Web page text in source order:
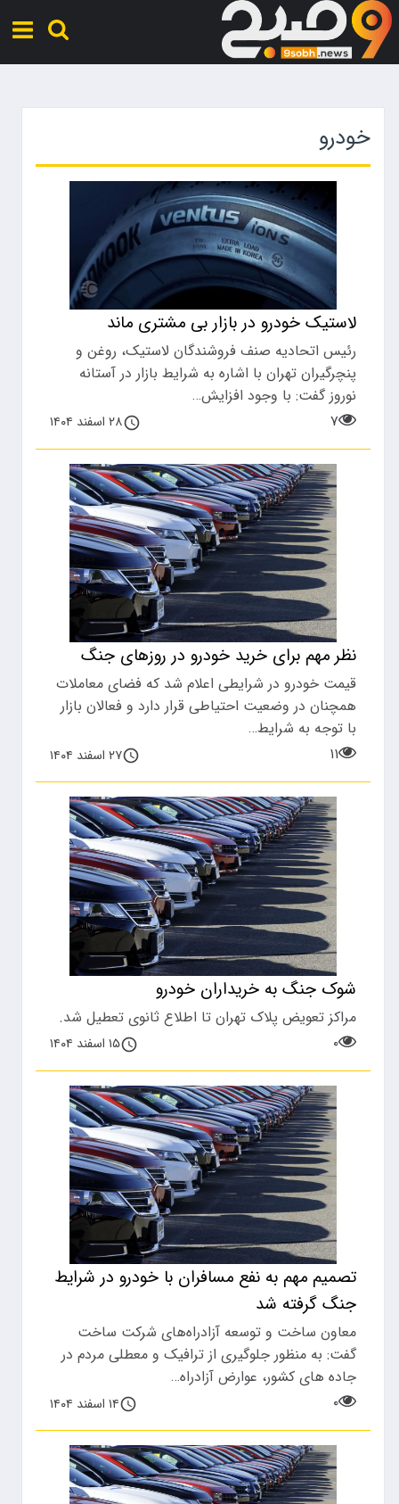
خودرو
لاستیک خودرو در بازار بی مشتری ماند
رئیس اتحادیه صنف فروشندگان لاستیک، روغن و
پنچرگیران تهران با اشاره به شرایط بازار در آستانه
نوروز گفت: با وجود افزایش…
۷
۲۸ اسفند ۱۴۰۴
نظر مهم برای خرید خودرو در روزهای جنگ
قیمت خودرو در شرایطی اعلام شد که فضای معاملات
همچنان در وضعیت احتیاطی قرار دارد و فعالان بازار
با توجه به شرایط…
۱۱
۲۷ اسفند ۱۴۰۴
شوک جنگ به خریداران خودرو
مراکز تعویض پلاک تهران تا اطلاع ثانوی تعطیل شد.
۰
۱۵ اسفند ۱۴۰۴
تصمیم مهم به نفع مسافران با خودرو در شرایط
جنگ گرفته شد
معاون ساخت و توسعه آزادراه‌های شرکت ساخت
گفت: به منظور جلوگیری از ترافیک و معطلی مردم در
جاده های کشور، عوارض آزادراه…
۰
۱۴ اسفند ۱۴۰۴